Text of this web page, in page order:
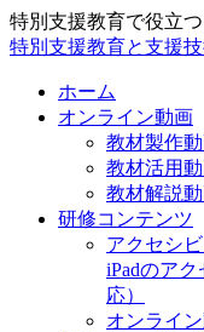
特別支援教育で役立
特別支援教育と支援
ホーム
オンライン動画
教材製作
教材活用
教材解説
研修コンテンツ
アクセシ
iPadのア
応）
オンライ